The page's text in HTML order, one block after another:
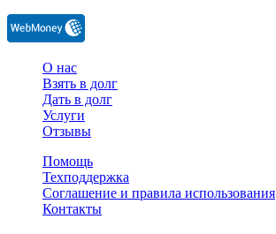
О нас
Взять в долг
Дать в долг
Услуги
Отзывы
Помощь
Техподдержка
Соглашение и правила использования
Контакты